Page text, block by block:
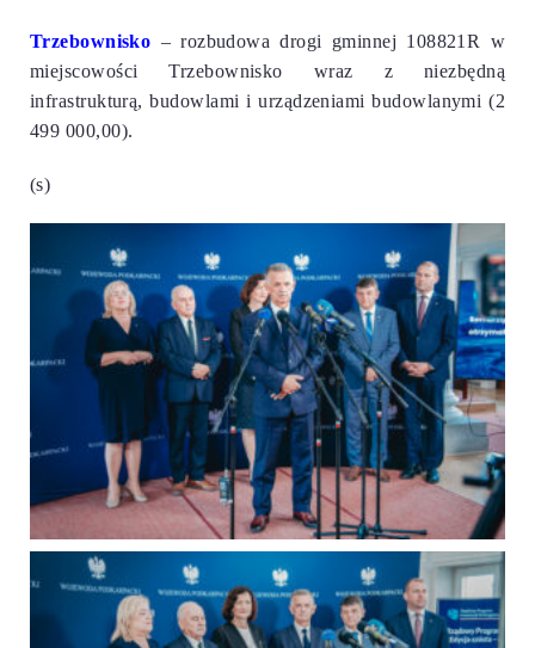
Trzebownisko – rozbudowa drogi gminnej 108821R w
miejscowości Trzebownisko wraz z niezbędną
infrastrukturą, budowlami i urządzeniami budowlanymi (2
499 000,00).
(s)